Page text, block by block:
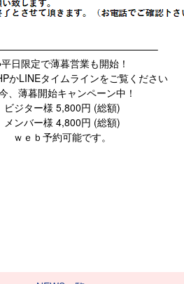
日限定で薄暮営業も開始！
かLINEタイムラインをご覧ください
、薄暮開始キャンペーン中！
ビジター様 5,800円 (総額)
メンバー様 4,800円 (総額)
ｗｅｂ予約可能です。